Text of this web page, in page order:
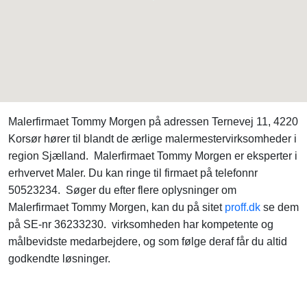
Malerfirmaet Tommy Morgen på adressen Ternevej 11, 4220
Korsør hører til blandt de ærlige malermestervirksomheder i
region Sjælland. Malerfirmaet Tommy Morgen er eksperter i
erhvervet Maler. Du kan ringe til firmaet på telefonnr
50523234. Søger du efter flere oplysninger om
Malerfirmaet Tommy Morgen, kan du på sitet proff.dk se dem
på SE-nr 36233230. virksomheden har kompetente og
målbevidste medarbejdere, og som følge deraf får du altid
godkendte løsninger.